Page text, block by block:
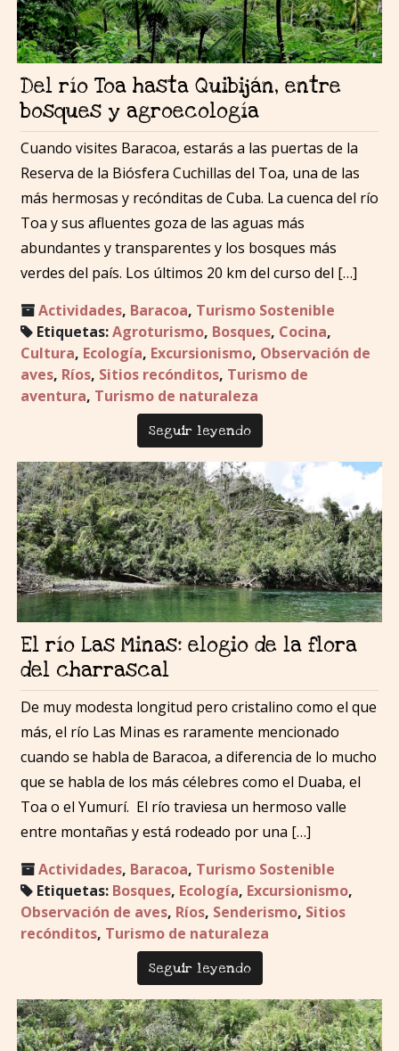
Del río Toa hasta Quibiján, entre
bosques y agroecología
Cuando visites Baracoa, estarás a las puertas de la
Reserva de la Biósfera Cuchillas del Toa, una de las
más hermosas y recónditas de Cuba. La cuenca del río
Toa y sus afluentes goza de las aguas más
abundantes y transparentes y los bosques más
verdes del país. Los últimos 20 km del curso del […]
Actividades, Baracoa, Turismo Sostenible
Etiquetas:Agroturismo, Bosques, Cocina,
Cultura, Ecología, Excursionismo, Observación de
aves, Ríos, Sitios recónditos, Turismo de
aventura, Turismo de naturaleza
Seguir leyendo
El río Las Minas: elogio de la flora
del charrascal
De muy modesta longitud pero cristalino como el que
más, el río Las Minas es raramente mencionado
cuando se habla de Baracoa, a diferencia de lo mucho
que se habla de los más célebres como el Duaba, el
Toa o el Yumurí. El río traviesa un hermoso valle
entre montañas y está rodeado por una […]
Actividades, Baracoa, Turismo Sostenible
Etiquetas: Bosques, Ecología, Excursionismo,
Observación de aves, Ríos, Senderismo, Sitios
recónditos, Turismo de naturaleza
Seguir leyendo